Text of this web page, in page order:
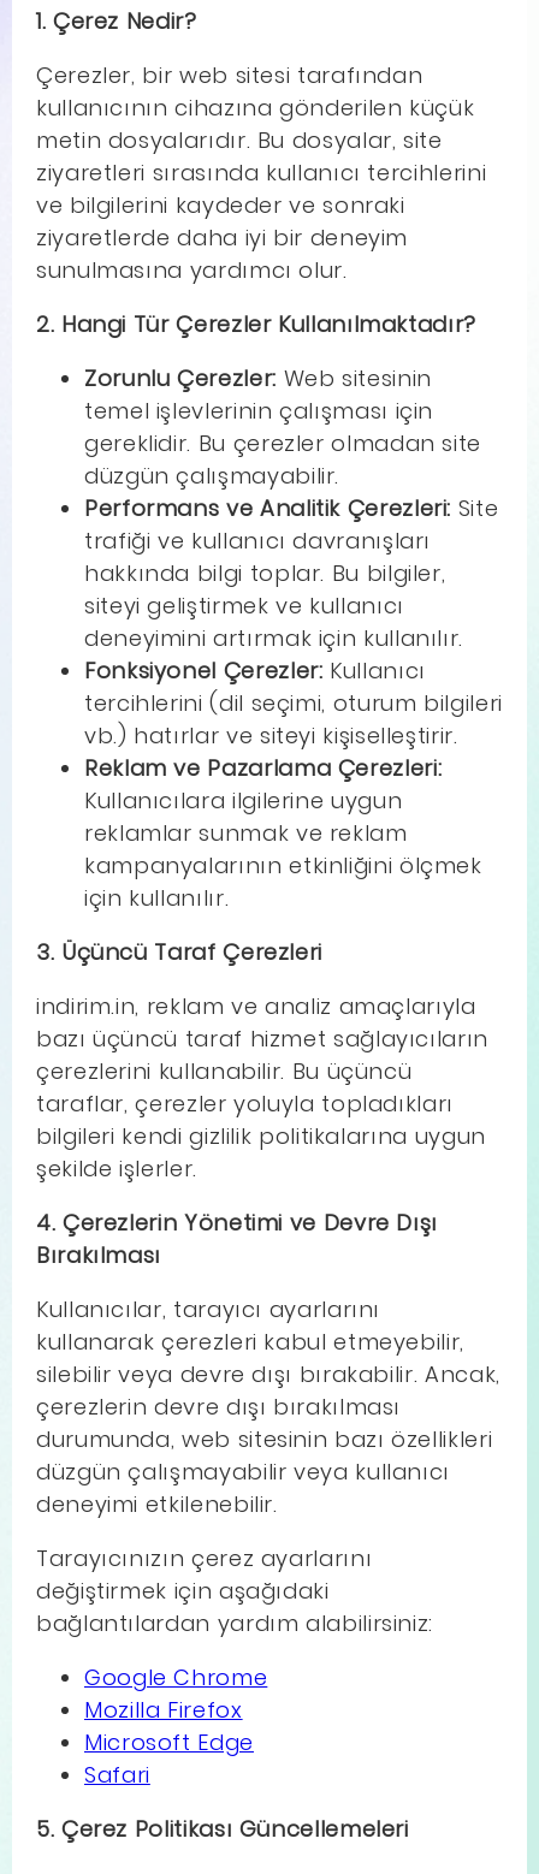
1. Çerez Nedir?
Çerezler, bir web sitesi tarafından
kullanıcının cihazına gönderilen küçük
metin dosyalarıdır. Bu dosyalar, site
ziyaretleri sırasında kullanıcı tercihlerini
ve bilgilerini kaydeder ve sonraki
ziyaretlerde daha iyi bir deneyim
sunulmasına yardımcı olur.
2. Hangi Tür Çerezler Kullanılmaktadır?
Zorunlu Çerezler: Web sitesinin
temel işlevlerinin çalışması için
gereklidir. Bu çerezler olmadan site
düzgün çalışmayabilir.
Performans ve Analitik Çerezleri: Site
trafiği ve kullanıcı davranışları
hakkında bilgi toplar. Bu bilgiler,
siteyi geliştirmek ve kullanıcı
deneyimini artırmak için kullanılır.
Fonksiyonel Çerezler: Kullanıcı
tercihlerini (dil seçimi, oturum bilgileri
vb.) hatırlar ve siteyi kişiselleştirir.
Reklam ve Pazarlama Çerezleri:
Kullanıcılara ilgilerine uygun
reklamlar sunmak ve reklam
kampanyalarının etkinliğini ölçmek
için kullanılır.
3. Üçüncü Taraf Çerezleri
indirim.in, reklam ve analiz amaçlarıyla
bazı üçüncü taraf hizmet sağlayıcıların
çerezlerini kullanabilir. Bu üçüncü
taraflar, çerezler yoluyla topladıkları
bilgileri kendi gizlilik politikalarına uygun
şekilde işlerler.
4. Çerezlerin Yönetimi ve Devre Dışı
Bırakılması
Kullanıcılar, tarayıcı ayarlarını
kullanarak çerezleri kabul etmeyebilir,
silebilir veya devre dışı bırakabilir. Ancak,
çerezlerin devre dışı bırakılması
durumunda, web sitesinin bazı özellikleri
düzgün çalışmayabilir veya kullanıcı
deneyimi etkilenebilir.
Tarayıcınızın çerez ayarlarını
değiştirmek için aşağıdaki
bağlantılardan yardım alabilirsiniz:
Google Chrome
Mozilla Firefox
Microsoft Edge
Safari
5. Çerez Politikası Güncellemeleri